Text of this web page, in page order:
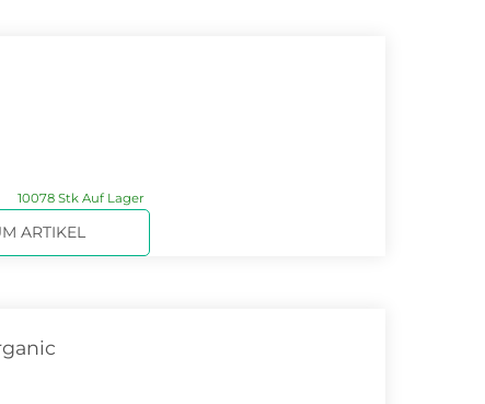
10078 Stk Auf Lager
ARTIKEL